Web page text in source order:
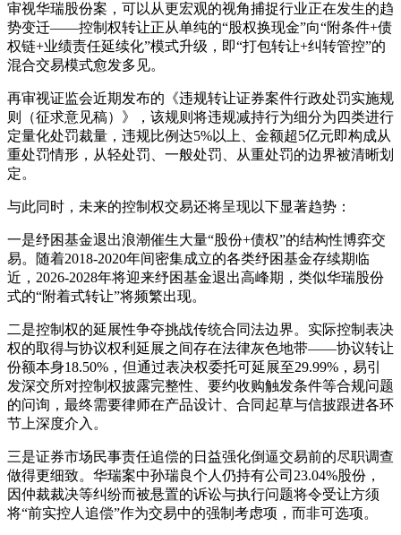
审视华瑞股份案，可以从更宏观的视角捕捉行业正在发生的趋
势变迁——控制权转让正从单纯的“股权换现金”向“附条件+债
权链+业绩责任延续化”模式升级，即“打包转让+纠转管控”的
混合交易模式愈发多见。
再审视证监会近期发布的《违规转让证券案件行政处罚实施规
则（征求意见稿）》，该规则将违规减持行为细分为四类进行
定量化处罚裁量，违规比例达5%以上、金额超5亿元即构成从
重处罚情形，从轻处罚、一般处罚、从重处罚的边界被清晰划
定。
与此同时，未来的控制权交易还将呈现以下显著趋势：
一是纾困基金退出浪潮催生大量“股份+债权”的结构性博弈交
易。随着2018-2020年间密集成立的各类纾困基金存续期临
近，2026-2028年将迎来纾困基金退出高峰期，类似华瑞股份
式的“附着式转让”将频繁出现。
二是控制权的延展性争夺挑战传统合同法边界。实际控制表决
权的取得与协议权利延展之间存在法律灰色地带——协议转让
份额本身18.50%，但通过表决权委托可延展至29.99%，易引
发深交所对控制权披露完整性、要约收购触发条件等合规问题
的问询，最终需要律师在产品设计、合同起草与信披跟进各环
节上深度介入。
三是证券市场民事责任追偿的日益强化倒逼交易前的尽职调查
做得更细致。华瑞案中孙瑞良个人仍持有公司23.04%股份，
因仲裁裁决等纠纷而被悬置的诉讼与执行问题将令受让方须
将“前实控人追偿”作为交易中的强制考虑项，而非可选项。